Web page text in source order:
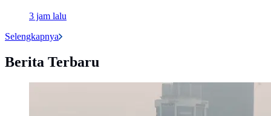
3 jam lalu
Selengkapnya
Berita Terbaru